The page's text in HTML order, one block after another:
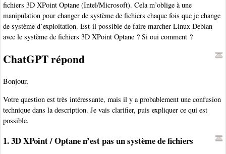
fichiers 3D XPoint Optane (Intel/Microsoft). Cela m’oblige à une
manipulation pour changer de système de fichiers chaque fois que je change
de système d’exploitation. Est-il possible de faire marcher Linux Debian
avec le système de fichiers 3D XPoint Optane ? Si oui comment ?
ChatGPT répond
Bonjour,
Votre question est très intéressante, mais il y a probablement une confusion
technique dans la description. Je vais clarifier, puis expliquer ce qui est
possible.
1. 3D XPoint / Optane n’est pas un système de fichiers